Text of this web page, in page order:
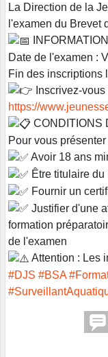
La Direction de la
l'examen du Brevet
Date de l'examen :
Fin des inscriptions
Inscrivez-
https://
CONDITIONS
Pour vous
Avoir 18 ans
Être titulaire
Fournir un
Justifier d'une
formation
de l'examen
Attention : Les
#DJS #BSA